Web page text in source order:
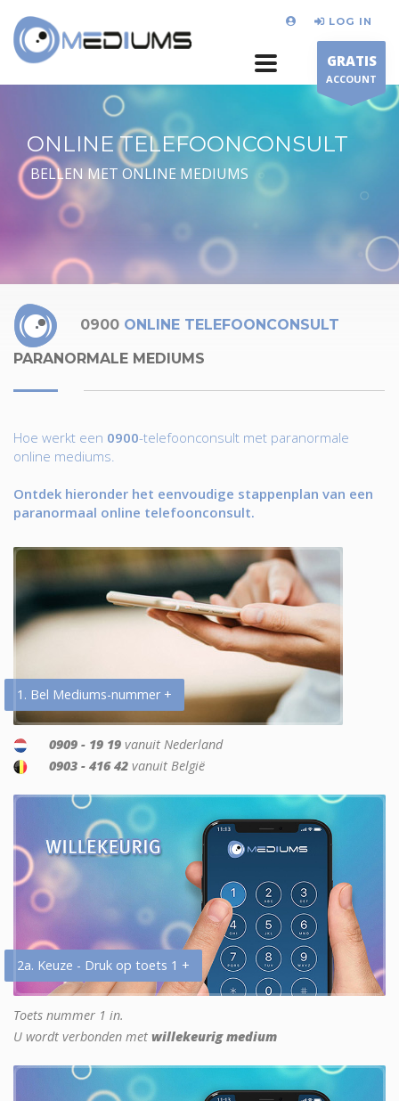
LOG IN
GRATIS
ACCOUNT
ONLINE TELEFOONCONSULT
BELLEN MET ONLINE MEDIUMS
0900 ONLINE TELEFOONCONSULT
PARANORMALE MEDIUMS
Hoe werkt een 0900-telefoonconsult met paranormale
online mediums.
Ontdek hieronder het eenvoudige stappenplan van een
paranormaal online telefoonconsult.
1. Bel Mediums-nummer +
0909 - 19 19 vanuit Nederland
0903 - 416 42 vanuit België
2a. Keuze - Druk op toets 1 +
Toets nummer 1 in.
U wordt verbonden met willekeurig medium